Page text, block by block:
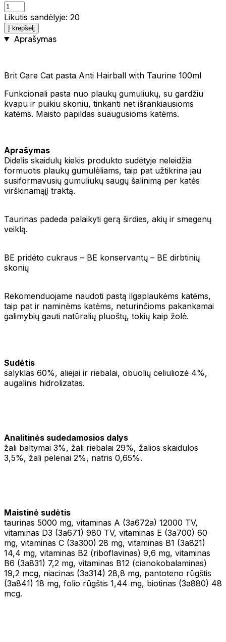
Likutis sandėlyje: 20
Į krepšelį
Aprašymas
Brit Care Cat pasta Anti Hairball with Taurine 100ml
Funkcionali pasta nuo plaukų gumuliukų, su gardžiu
kvapu ir puikiu skoniu, tinkanti net išrankiausioms
katėms. Maisto papildas suaugusioms katėms.
Aprašymas
Didelis skaidulų kiekis produkto sudėtyje neleidžia
formuotis plaukų gumulėliams, taip pat užtikrina jau
susiformavusių gumuliukų saugų šalinimą per katės
virškinamąjį traktą.
Taurinas padeda palaikyti gerą širdies, akių ir smegenų
veiklą.
BE pridėto cukraus – BE konservantų – BE dirbtinių
skonių
Rekomenduojame naudoti pastą ilgaplaukėms katėms,
taip pat ir naminėms katėms, neturinčioms pakankamai
galimybių gauti natūralių pluoštų, tokių kaip žolė.
Sudėtis
salyklas 60%, aliejai ir riebalai, obuolių celiuliozė 4%,
augalinis hidrolizatas.
Analitinės sudedamosios dalys
žali baltymai 3%, žali riebalai 29%, žalios skaidulos
3,5%, žali pelenai 2%, natris 0,65%.
Maistinė sudėtis
taurinas 5000 mg, vitaminas A (3a672a) 12000 TV,
vitaminas D3 (3a671) 980 TV, vitaminas E (3a700) 60
mg, vitaminas C (3a300) 28 mg, vitaminas B1 (3a821)
14,4 mg, vitaminas B2 (riboflavinas) 9,6 mg, vitaminas
B6 (3a831) 7,2 mg, vitaminas B12 (cianokobalaminas)
19,2 mcg, niacinas (3a314) 28,8 mg, pantoteno rūgštis
(3a841) 18 mg, folio rūgštis 1,44 mg, biotinas (3a880) 48
mcg.